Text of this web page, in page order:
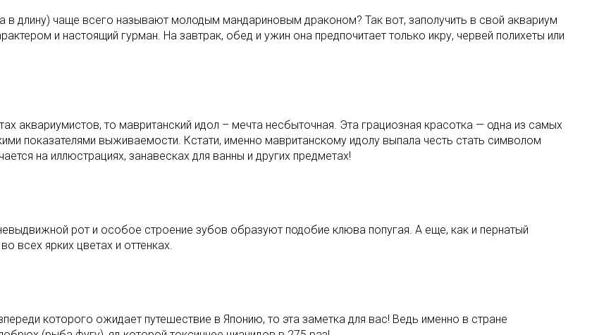
в длину) чаще всего называют молодым мандариновым драконом? Так вот, заполучить в свой аквариум
и настоящий гурман. На завтрак, обед и ужин она предпочитает только икру, червей полихеты или
аквариумистов, то мавританский идол – мечта несбыточная. Эта грациозная красотка — одна из самых
показателями выживаемости. Кстати, именно мавританскому идолу выпала честь стать символом
на иллюстрациях, занавесках для ванны и других предметах!
рот и особое строение зубов образуют подобие клюва попугая. А еще, как и пернатый
всех ярких цветах и оттенках.
которого ожидает путешествие в Японию, то эта заметка для вас! Ведь именно в стране